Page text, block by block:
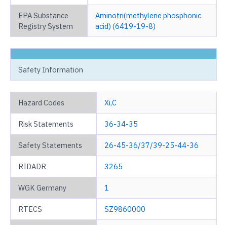
EPA Substance
Registry System
Aminotri(methylene phosphonic
acid) (6419-19-8)
Safety Information
Hazard Codes Xi,C
Risk Statements 36-34-35
Safety Statements 26-45-36/37/39-25-44-36
RIDADR 3265
WGK Germany 1
RTECS SZ9860000